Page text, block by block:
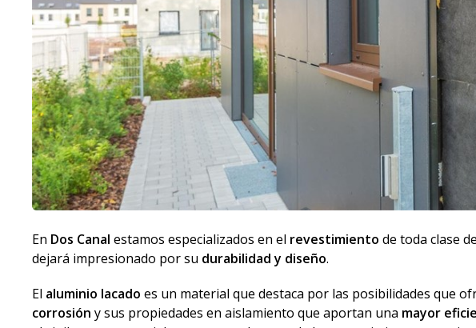
En Dos Canal estamos especializados en el revestimiento de toda clase de
dejará impresionado por su durabilidad y diseño.
El aluminio lacado es un material que destaca por las posibilidades que
corrosión y sus propiedades en aislamiento que aportan una mayor